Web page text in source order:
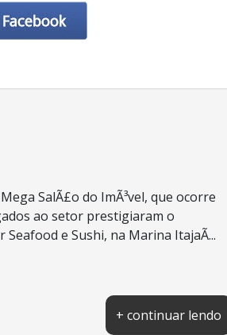
SalÃ£o do ImÃ³vel, que ocorre
ao setor prestigiaram o
e Sushi, na Marina ItajaÃ­...
+ continuar lendo